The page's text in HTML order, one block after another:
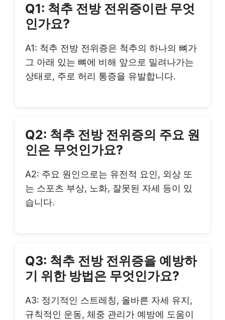
Q1: 척추 전방 전위증이란 무엇
인가요?
A1: 척추 전방 전위증은 척추의 하나의 뼈가
그 아래 있는 뼈에 비해 앞으로 밀려나가는
상태로, 주로 허리 통증을 유발합니다.
Q2: 척추 전방 전위증의 주요 원
인은 무엇인가요?
A2: 주요 원인으로는 유전적 요인, 외상 또
는 스포츠 부상, 노화, 잘못된 자세 등이 있
습니다.
Q3: 척추 전방 전위증을 예방하
기 위한 방법은 무엇인가요?
A3: 정기적인 스트레칭, 올바른 자세 유지,
규칙적인 운동, 체중 관리가 예방에 도움이